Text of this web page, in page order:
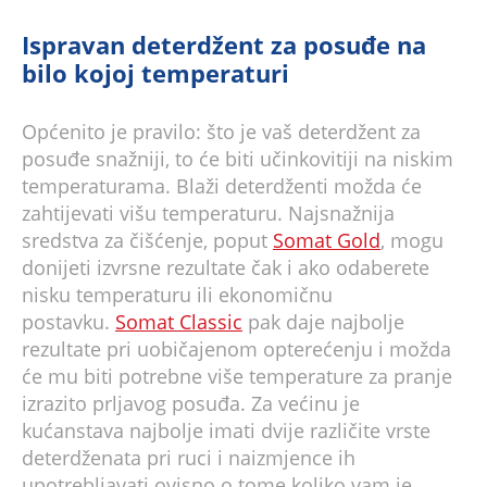
Ispravan deterdžent za posuđe na
bilo kojoj temperaturi
Općenito je pravilo: što je vaš deterdžent za
posuđe snažniji, to će biti učinkovitiji na niskim
temperaturama. Blaži deterdženti možda će
zahtijevati višu temperaturu. Najsnažnija
sredstva za čišćenje, poput Somat Gold, mogu
donijeti izvrsne rezultate čak i ako odaberete
nisku temperaturu ili ekonomičnu
postavku. Somat Classic pak daje najbolje
rezultate pri uobičajenom opterećenju i možda
će mu biti potrebne više temperature za pranje
izrazito prljavog posuđa. Za većinu je
kućanstava najbolje imati dvije različite vrste
deterdženata pri ruci i naizmjence ih